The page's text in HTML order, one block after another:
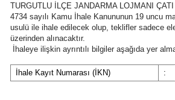
TURGUTLU İLÇE JANDARMA LOJMANI
4734 sayılı Kamu İhale Kanununun 19 uncu
usulü ile ihale edilecek olup, teklifler sadece
üzerinden alınacaktır.
İhaleye ilişkin ayrıntılı bilgiler aşağıda yer
İhale Kayıt Numarası (İKN) :